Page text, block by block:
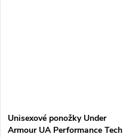
Unisexové ponožky Under
Armour UA Performance Tech